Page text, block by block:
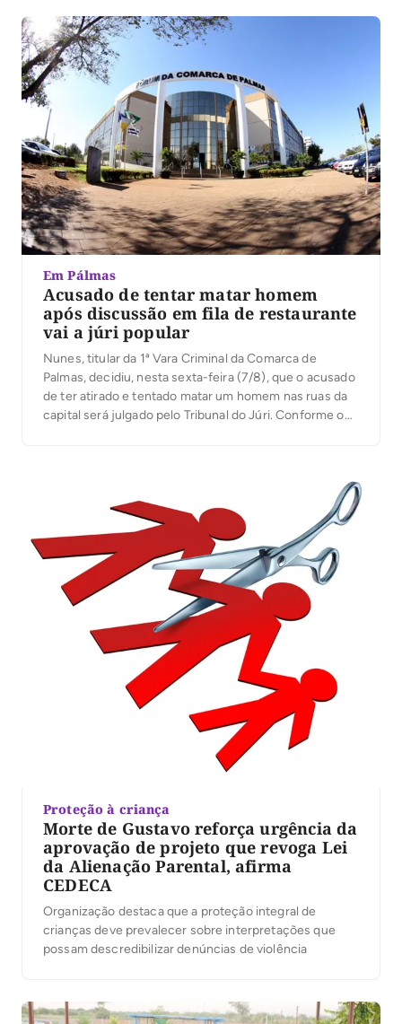
Em Pálmas
Acusado de tentar matar homem
após discussão em fila de restaurante
vai a júri popular
Nunes, titular da 1ª Vara Criminal da Comarca de
Palmas, decidiu, nesta sexta-feira (7/8), que o acusado
de ter atirado e tentado matar um homem nas ruas da
capital será julgado pelo Tribunal do Júri. Conforme o
Proteção à criança
Morte de Gustavo reforça urgência da
aprovação de projeto que revoga Lei
da Alienação Parental, afirma
CEDECA
Organização destaca que a proteção integral de
crianças deve prevalecer sobre interpretações que
possam descredibilizar denúncias de violência